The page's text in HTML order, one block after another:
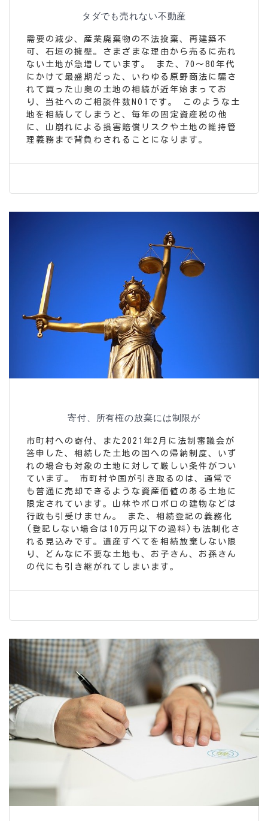
タダでも売れない不動産
需要の減少、産業廃棄物の不法投棄、再建築不
可、石垣の擁壁。さまざまな理由から売るに売れ
ない土地が急増しています。
また、70～80年代
にかけて最盛期だった、いわゆる原野商法に騙さ
れて買った山奥の土地の相続が近年始まってお
り、当社へのご相談件数NO1です。
このような土
地を相続してしまうと、毎年の固定資産税の他
に、山崩れによる損害賠償リスクや土地の維持管
理義務まで背負わされることになります。
寄付、所有権の放棄には制限が
市町村への寄付、また2021年2月に法制審議会が
答申した、相続した土地の国への帰納制度、いず
れの場合も対象の土地に対して厳しい条件がつい
ています。
市町村や国が引き取るのは、通常で
も普通に売却できるような資産価値のある土地に
限定されています。山林やボロボロの建物などは
行政も引受けません。
また、相続登記の義務化
(登記しない場合は10万円以下の過料)も法制化さ
れる見込みです。遺産すべてを相続放棄しない限
り、どんなに不要な土地も、お子さん、お孫さん
の代にも引き継がれてしまいます。